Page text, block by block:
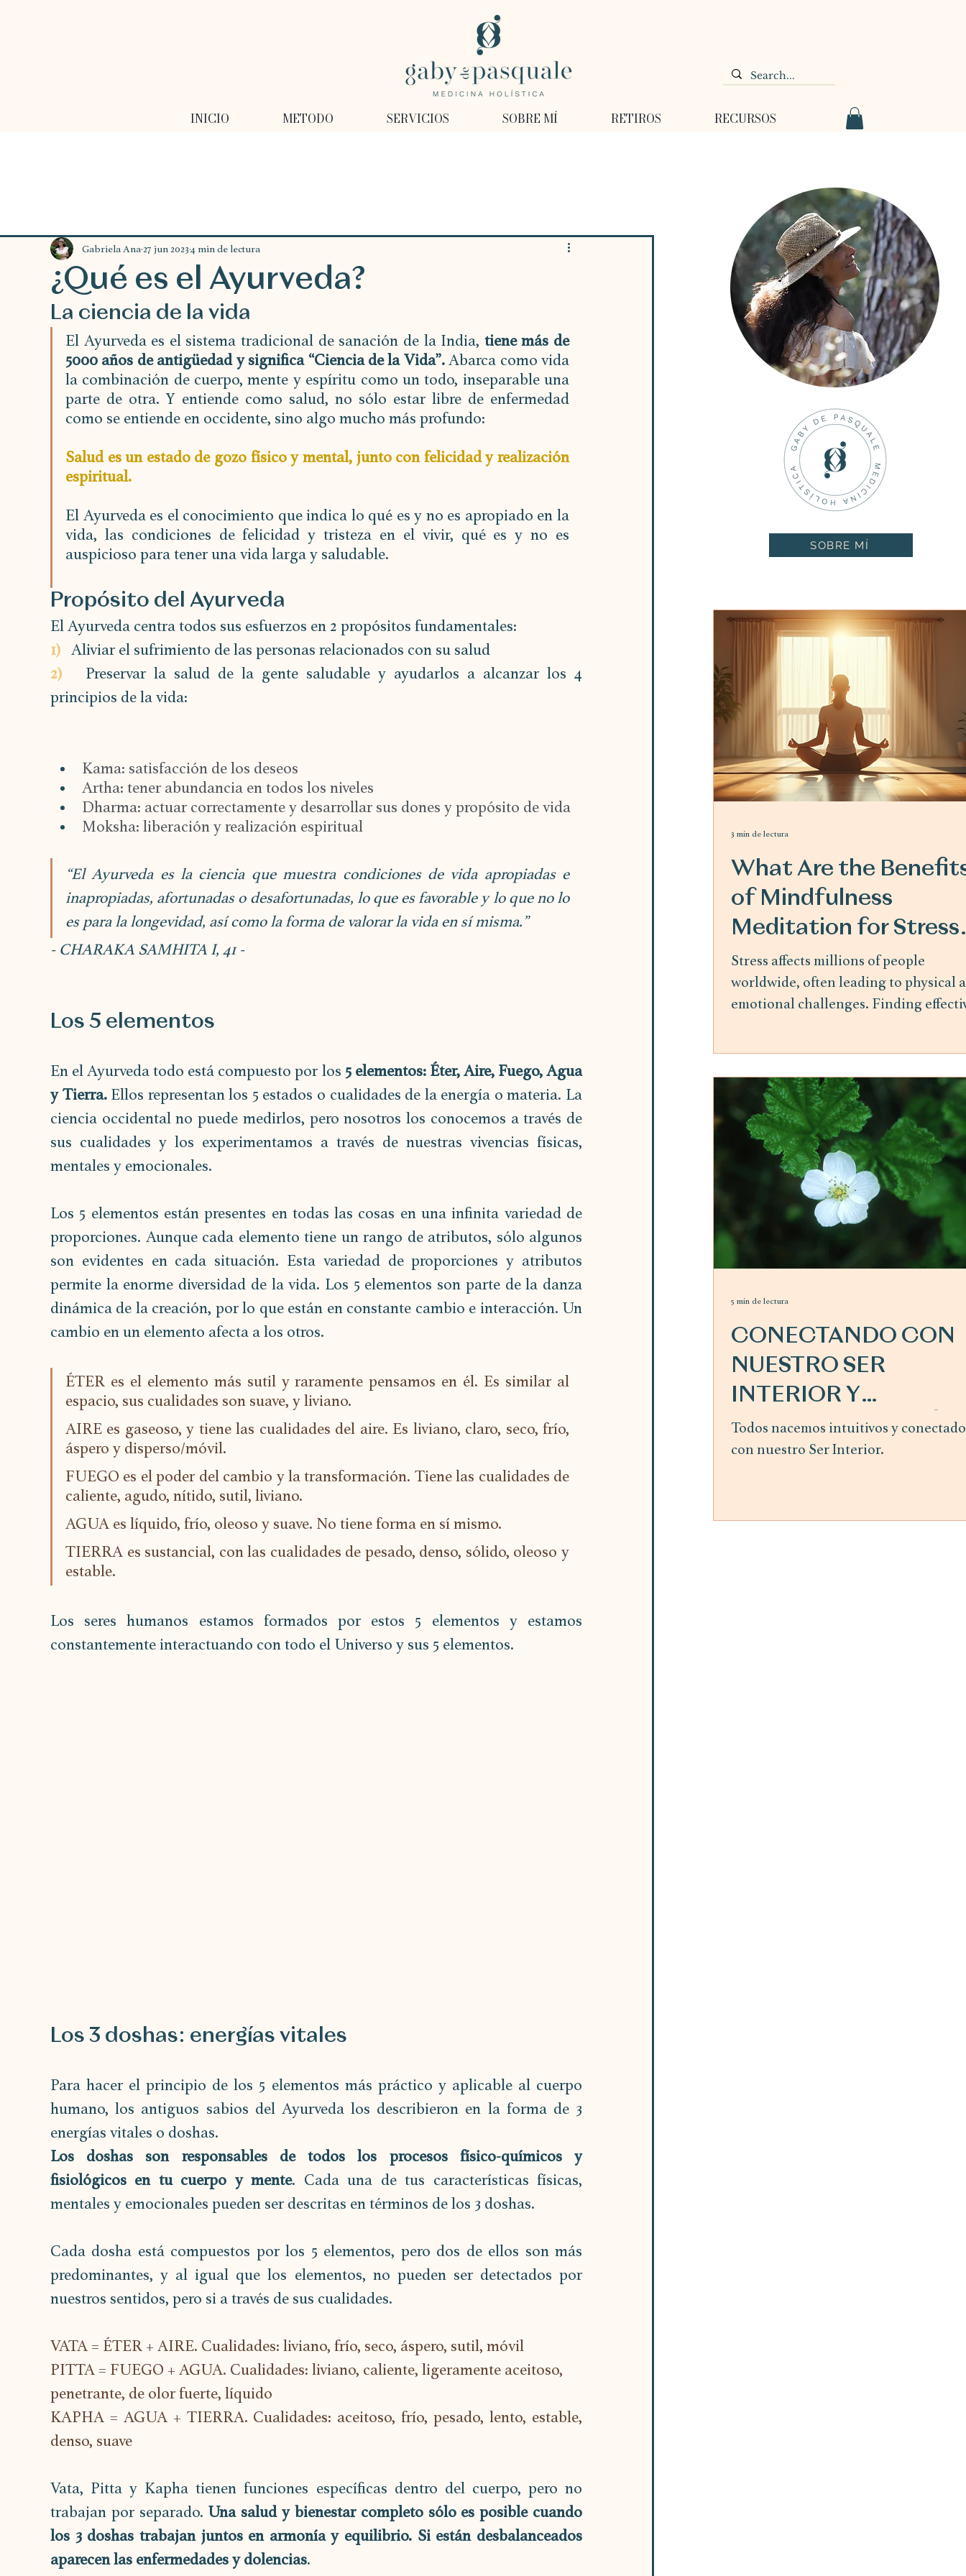
INICIO METODO SERVICIOS SOBRE MÍ RETIROS RECURSOS
¿Qué es el Ayurveda?
Gabriela Ana 27 jun 2023 4 min de lectura
La ciencia de la vida
El Ayurveda es el sistema tradicional de sanación de la India, tiene más de
5000 años de antigüedad y significa “Ciencia de la Vida”. Abarca como vida
la combinación de cuerpo, mente y espíritu como un todo, inseparable una
parte de otra. Y entiende como salud, no sólo estar libre de enfermedad
como se entiende en occidente, sino algo mucho más profundo:
Salud es un estado de gozo físico y mental, junto con felicidad y realización
espiritual.
El Ayurveda es el conocimiento que indica lo qué es y no es apropiado en la
vida, las condiciones de felicidad y tristeza en el vivir, qué es y no es
auspicioso para tener una vida larga y saludable.
Propósito del Ayurveda
El Ayurveda centra todos sus esfuerzos en 2 propósitos fundamentales:
1)
   Aliviar el sufrimiento de las personas relacionados con su salud
2)
   Preservar la salud de la gente saludable y ayudarlos a alcanzar los 4
principios de la vida:
Kama: satisfacción de los deseos
Artha: tener abundancia en todos los niveles
Dharma: actuar correctamente y desarrollar sus dones y propósito de vida
Moksha: liberación y realización espiritual
“El Ayurveda es la ciencia que muestra condiciones de vida apropiadas e
inapropiadas, afortunadas o desafortunadas, lo que es favorable y lo que no lo
es para la longevidad, así como la forma de valorar la vida en sí misma.”
- CHARAKA SAMHITA I, 41 -
Los 5 elementos
En el Ayurveda todo está compuesto por los 5 elementos: Éter, Aire, Fuego, Agua
y Tierra. Ellos representan los 5 estados o cualidades de la energía o materia. La
ciencia occidental no puede medirlos, pero nosotros los conocemos a través de
sus cualidades y los experimentamos a través de nuestras vivencias físicas,
mentales y emocionales.
Los 5 elementos están presentes en todas las cosas en una infinita variedad de
proporciones. Aunque cada elemento tiene un rango de atributos, sólo algunos
son evidentes en cada situación. Esta variedad de proporciones y atributos
permite la enorme diversidad de la vida. Los 5 elementos son parte de la danza
dinámica de la creación, por lo que están en constante cambio e interacción. Un
cambio en un elemento afecta a los otros.
ÉTER es el elemento más sutil y raramente pensamos en él. Es similar al
espacio, sus cualidades son suave, y liviano.
AIRE es gaseoso, y tiene las cualidades del aire. Es liviano, claro, seco, frío,
áspero y disperso/móvil.
FUEGO es el poder del cambio y la transformación. Tiene las cualidades de
caliente, agudo, nítido, sutil, liviano.
AGUA es líquido, frío, oleoso y suave. No tiene forma en sí mismo.
TIERRA es sustancial, con las cualidades de pesado, denso, sólido, oleoso y
estable.
Los seres humanos estamos formados por estos 5 elementos y estamos
constantemente interactuando con todo el Universo y sus 5 elementos.
Los 3 doshas: energías vitales
Para hacer el principio de los 5 elementos más práctico y aplicable al cuerpo
humano, los antiguos sabios del Ayurveda los describieron en la forma de 3
energías vitales o doshas.
Los doshas son responsables de todos los procesos físico-químicos y
fisiológicos en tu cuerpo y mente. Cada una de tus características físicas,
mentales y emocionales pueden ser descritas en términos de los 3 doshas.
Cada dosha está compuestos por los 5 elementos, pero dos de ellos son más
predominantes, y al igual que los elementos, no pueden ser detectados por
nuestros sentidos, pero si a través de sus cualidades.
VATA = ÉTER + AIRE. Cualidades: liviano, frío, seco, áspero, sutil, móvil
PITTA = FUEGO + AGUA. Cualidades: liviano, caliente, ligeramente aceitoso,
penetrante, de olor fuerte, líquido
KAPHA = AGUA + TIERRA. Cualidades: aceitoso, frío, pesado, lento, estable,
denso, suave
Vata, Pitta y Kapha tienen funciones específicas dentro del cuerpo, pero no
trabajan por separado. Una salud y bienestar completo sólo es posible cuando
los 3 doshas trabajan juntos en armonía y equilibrio. Si están desbalanceados
aparecen las enfermedades y dolencias.
SOBRE MÍ
What Are the
of Mindfulness
Meditation for Stress
Relief
Stress affects millions of people
worldwide, often leading to physical
emotional challenges. Finding
attention as a practical and accessible
method to reduce stress and improve
mental health. This post explores the
benefits of mindfulness meditation
stress relief and offers insights into
it can be integrated into daily life.
Mindfulness Meditation
3 min de lectura
CONECTANDO CON
NUESTRO SER
INTERIOR Y
SIGUIENDO LA GUÍA
INTERIOR ~ mes de
Todos nacemos intuitivos y
con nuestro Ser Interior.
5 min de lectura